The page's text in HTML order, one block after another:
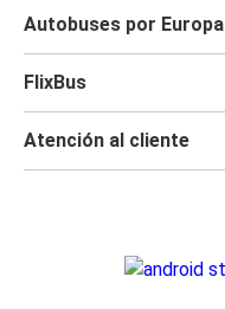
Autobuses por Europa
FlixBus
Atención al cliente